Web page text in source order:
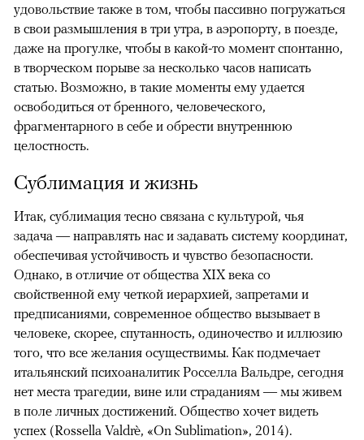
удовольствие также в том, чтобы пассивно погружаться
в свои размышления в три утра, в аэропорту, в поезде,
даже на прогулке, чтобы в какой-то момент спонтанно,
в творческом порыве за несколько часов написать
статью. Возможно, в такие моменты ему удается
освободиться от бренного, человеческого,
фрагментарного в себе и обрести внутреннюю
целостность.
Сублимация и жизнь
Итак, сублимация тесно связана с культурой, чья
задача — направлять нас и задавать систему координат,
обеспечивая устойчивость и чувство безопасности.
Однако, в отличие от общества XIX века со
свойственной ему четкой иерархией, запретами и
предписаниями, современное общество вызывает в
человеке, скорее, спутанность, одиночество и иллюзию
того, что все желания осуществимы. Как подмечает
итальянский психоаналитик Росселла Вальдре, сегодня
нет места трагедии, вине или страданиям — мы живем
в поле личных достижений. Общество хочет видеть
успех (Rossella Valdrè, «On Sublimation», 2014).